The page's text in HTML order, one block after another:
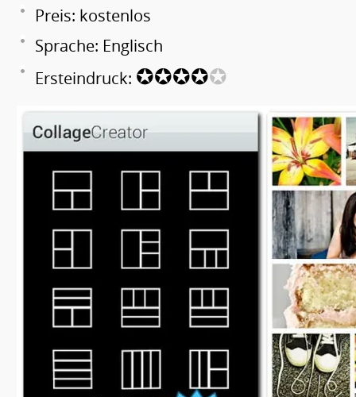
Preis: kostenlos
Sprache: Englisch
Ersteindruck: ✪✪✪✪✪